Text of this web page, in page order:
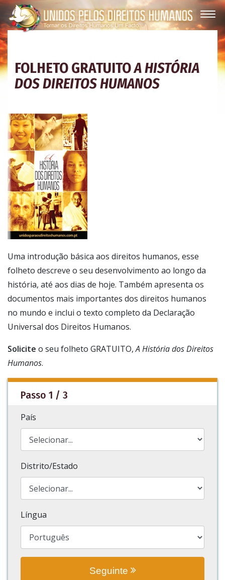
FOLHETO GRATUITOA HISTÓRIA
DOS DIREITOS HUMANOS
Uma introdução básica aos direitos humanos, esse
folheto descreve o seu desenvolvimento ao longo da
história, até aos dias de hoje. Também apresenta os
documentos mais importantes dos direitos humanos
no mundo e inclui o texto completo da Declaração
Universal dos Direitos Humanos.
Solicite o seu folheto GRATUITO,A História dos Direitos
Humanos.
Passo 1 / 3
País
Distrito/Estado
Língua
Seguinte